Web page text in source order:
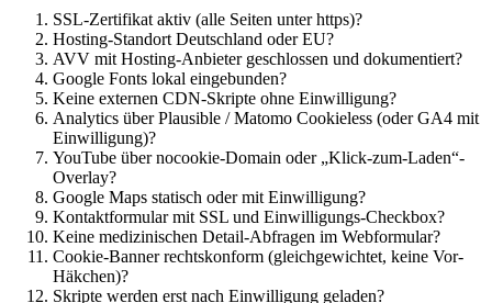
SSL-Zertifikat aktiv (alle Seiten unter https)?
Hosting-Standort Deutschland oder EU?
AVV mit Hosting-Anbieter geschlossen und dokumentiert?
Google Fonts lokal eingebunden?
Keine externen CDN-Skripte ohne Einwilligung?
Analytics über Plausible / Matomo Cookieless (oder GA4 mit
Einwilligung)?
YouTube über nocookie-Domain oder „Klick-zum-Laden“-
Overlay?
Google Maps statisch oder mit Einwilligung?
Kontaktformular mit SSL und Einwilligungs-Checkbox?
Keine medizinischen Detail-Abfragen im Webformular?
Cookie-Banner rechtskonform (gleichgewichtet, keine Vor-
Häkchen)?
Skripte werden erst nach Einwilligung geladen?